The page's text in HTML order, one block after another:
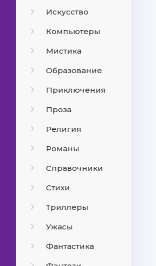
Искусство
Компьютеры
Мистика
Образование
Приключения
Проза
Религия
Романы
Справочники
Стихи
Триллеры
Ужасы
Фантастика